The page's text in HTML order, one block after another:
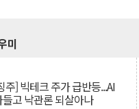
미
주] 빅테크 주가 급반등...AI
고 낙관론 되살아나